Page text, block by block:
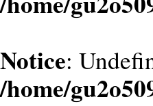
Notice:
/home/